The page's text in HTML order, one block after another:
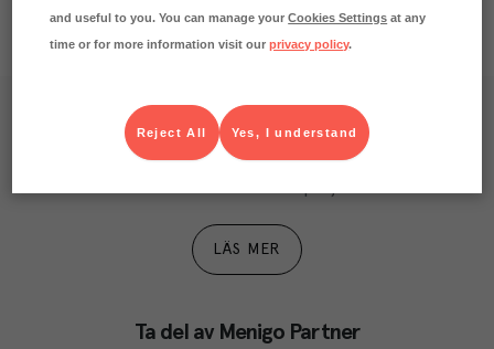
Våra kundtidningar
Läs inspirerande reportage, matnyttiga artiklar och
LÄS MER
Ta del av Menigo Partner
and useful to you. You can manage yourCookies Settings at any
time or for more information visit ourprivacy policy.
Yes, I understand
Reject All